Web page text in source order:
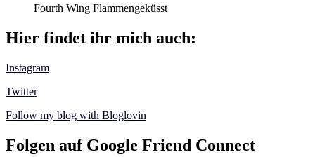
Fourth Wing Flammengeküsst
Hier findet ihr mich auch:
Instagram
Twitter
Follow my blog with Bloglovin
Folgen auf Google Friend Connect